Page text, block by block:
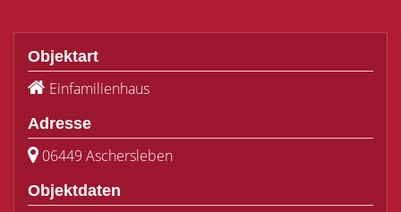
Objektart
Einfamilienhaus
Adresse
06449 Aschersleben
Objektdaten